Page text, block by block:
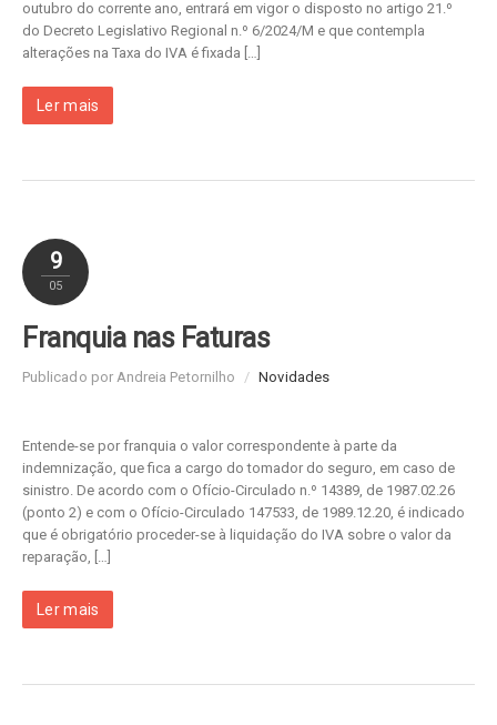
outubro do corrente ano, entrará em vigor o disposto no artigo 21.º
do Decreto Legislativo Regional n.º 6/2024/M e que contempla
alterações na Taxa do IVA é fixada […]
Ler mais
9
05
Franquia nas Faturas
Publicado por Andreia Petornilho / Novidades
Entende-se por franquia o valor correspondente à parte da
indemnização, que fica a cargo do tomador do seguro, em caso de
sinistro. De acordo com o Ofício-Circulado n.º 14389, de 1987.02.26
(ponto 2) e com o Ofício-Circulado 147533, de 1989.12.20, é indicado
que é obrigatório proceder-se à liquidação do IVA sobre o valor da
reparação, […]
Ler mais